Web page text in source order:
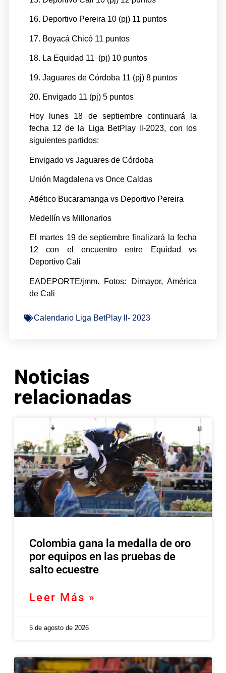
16. Deportivo Pereira 10 (pj) 11 puntos
17. Boyacá Chicó 11 puntos
18. La Equidad 11 (pj) 10 puntos
19. Jaguares de Córdoba 11 (pj) 8 puntos
20. Envigado 11 (pj) 5 puntos
Hoy lunes 18 de septiembre continuará la
fecha 12 de la Liga BetPlay ll-2023, con los
siguientes partidos:
Envigado vs Jaguares de Córdoba
Unión Magdalena vs Once Caldas
Atlético Bucaramanga vs Deportivo Pereira
Medellín vs Millonarios
El martes 19 de septiembre finalizará la fecha
12 con el encuentro entre Equidad vs
Deportivo Cali
EADEPORTE/jmm. Fotos: Dimayor, América
de Cali
Calendario Liga BetPlay ll- 2023
Noticias
relacionadas
Colombia gana la medalla de oro
por equipos en las pruebas de
salto ecuestre
Leer Más »
5 de agosto de 2026